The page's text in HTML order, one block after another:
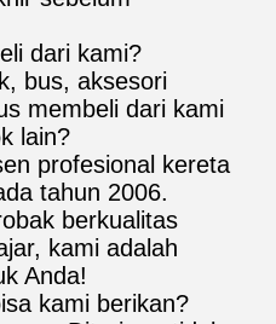
dari kami?
bus, aksesori
membeli dari kami
lain?
profesional kereta
tahun 2006.
berkualitas
kami adalah
Anda!
kami berikan?